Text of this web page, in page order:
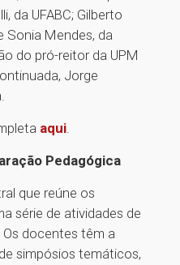
da UFABC; Gilberto
Sonia Mendes, da
do pró-reitor da UPM
Jorge
aqui.
Pedagógica
que reúne os
série de atividades de
docentes têm a
simpósios temáticos,